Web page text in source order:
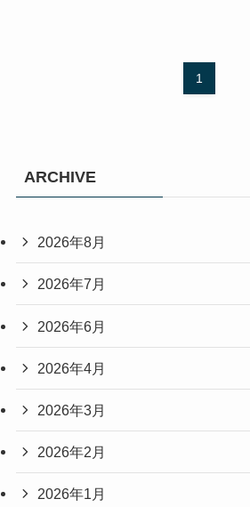
1
ARCHIVE
2026年8月
2026年7月
2026年6月
2026年4月
2026年3月
2026年2月
2026年1月